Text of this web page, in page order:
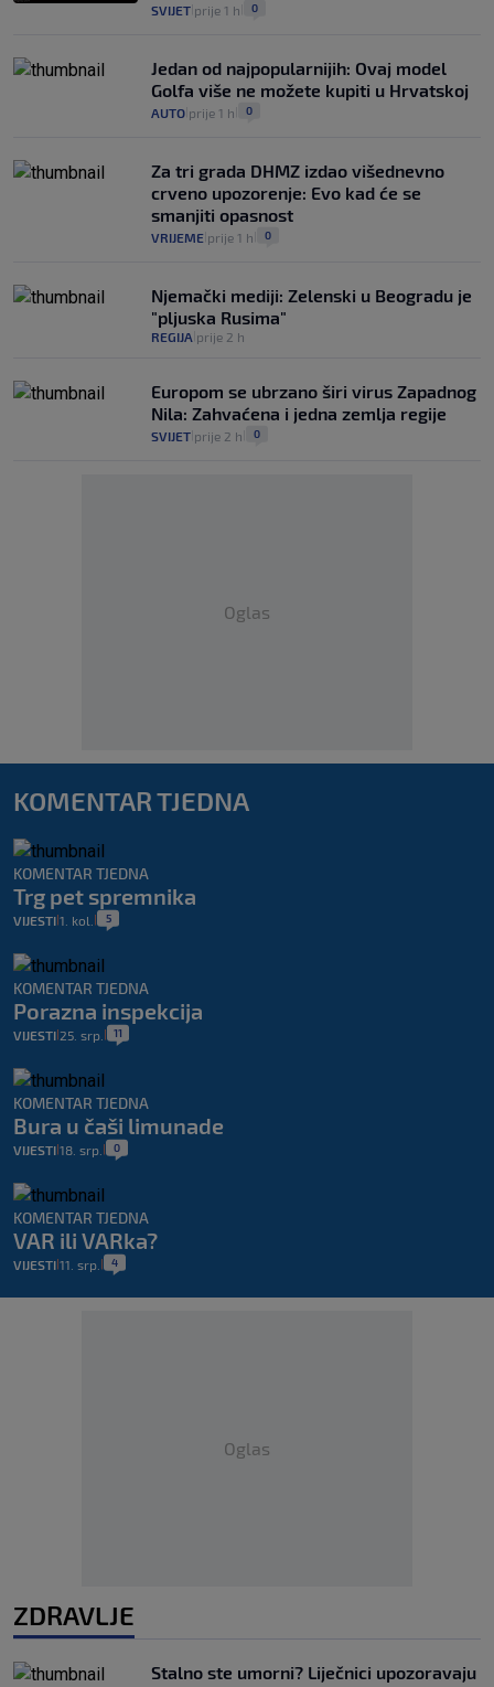
SVIJET prije 1 h 0
Jedan od najpopularnijih: Ovaj model
Golfa više ne možete kupiti u Hrvatskoj
AUTO prije 1 h 0
Za tri grada DHMZ izdao višednevno
crveno upozorenje: Evo kad će se
smanjiti opasnost
VRIJEME prije 1 h 0
Njemački mediji: Zelenski u Beogradu je
"pljuska Rusima"
REGIJA prije 2 h
Europom se ubrzano širi virus Zapadnog
Nila: Zahvaćena i jedna zemlja regije
SVIJET prije 2 h 0
Oglas
KOMENTAR TJEDNA
KOMENTAR TJEDNA
Trg pet spremnika
VIJESTI 1. kol. 5
KOMENTAR TJEDNA
Porazna inspekcija
VIJESTI 25. srp. 11
KOMENTAR TJEDNA
Bura u čaši limunade
VIJESTI 18. srp. 0
KOMENTAR TJEDNA
VAR ili VARka?
VIJESTI 11. srp. 4
Oglas
ZDRAVLJE
Stalno ste umorni? Liječnici upozoravaju